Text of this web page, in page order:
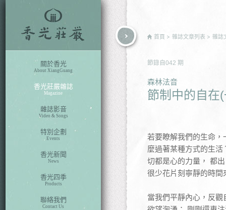
關於香光
About XiangGuang
香光莊嚴雜誌
Magazine
雜誌影音
Video & Songs
特別企劃
Events
香光新聞
News
香光四季
Products
聯絡我們
Contact Us
首頁 雜誌文章列表 雜誌
節錄自 042 期
森林法音
節制中的自在
若要瞭解我們的生命
麼過著某種方式的生
切都是心的力量， 都
很少花片刻寧靜的時
當我們平靜內心，反